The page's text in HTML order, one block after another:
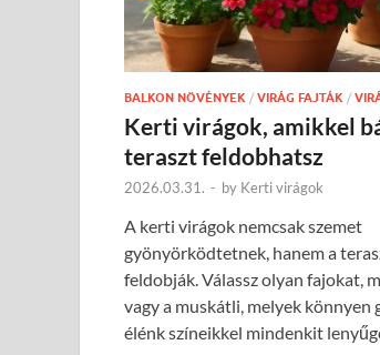
BALKON NÖVÉNYEK / VIRÁG FAJTÁK /
Kerti virágok, amikkel
teraszt feldobhatsz
2026.03.31. - by Kerti virágok
A kerti virágok nemcsak szemet
gyönyörködtetnek, hanem a
feldobják. Válassz olyan fajokat,
vagy a muskátli, melyek könnyen
élénk színeikkel mindenkit